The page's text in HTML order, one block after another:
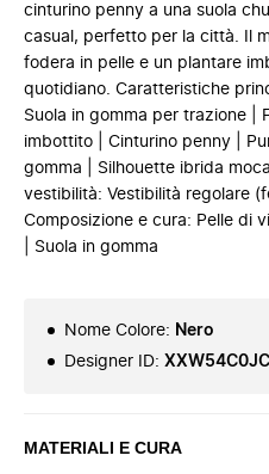
cinturino penny a una suola
casual, perfetto per la città. Il
fodera in pelle e un plantare
quotidiano. Caratteristiche
Suola in gomma per trazione |
imbottito | Cinturino penny |
gomma | Silhouette ibrida
vestibilità: Vestibilità regolare
Composizione e cura: Pelle di
| Suola in gomma
Nome Colore: Nero
Designer ID:
MATERIALI E CURA